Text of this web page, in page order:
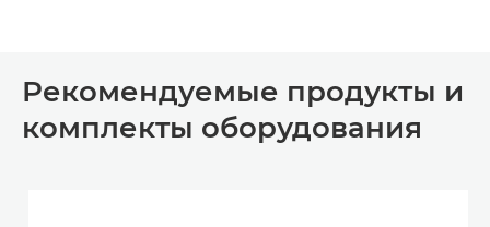
Рекомендуемые продукты и
комплекты оборудования